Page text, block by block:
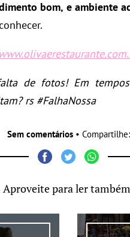
bom, e ambiente
de fotos! Em
rs #FalhaNossa
Sem comentários• Compartilhe:
Aproveite para ler